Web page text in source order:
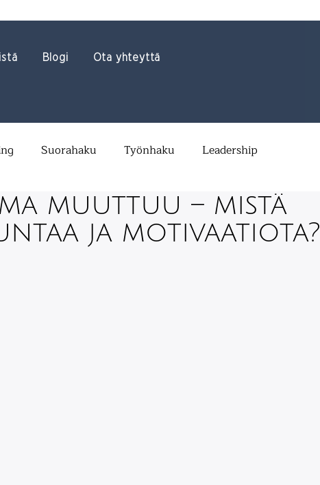
Blogi Ota yhteyttä
Suorahaku Työnhaku Leadership
muuttuu – mistä
ja motivaatiota?